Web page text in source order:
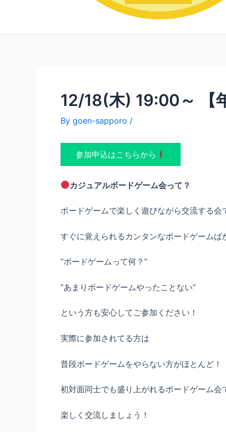
12/18(木) 19:00～ 【
By goen-sapporo /
参加申込はこちらから
カジュアルボードゲーム会って？
ボードゲームで楽しく遊びながら交流する会
すぐに覚えられるカンタンなボードゲームば
”ボードゲームって何？”
”あまりボードゲームやったことない”
という方も安心してご参加ください！
実際に参加されてる方は
普段ボードゲームをやらない方がほとんど！
初対面同士でも盛り上がれるボードゲーム会
楽しく交流しましょう！